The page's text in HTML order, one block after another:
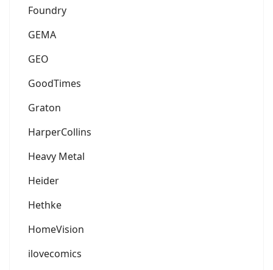
Foundry
GEMA
GEO
GoodTimes
Graton
HarperCollins
Heavy Metal
Heider
Hethke
HomeVision
ilovecomics